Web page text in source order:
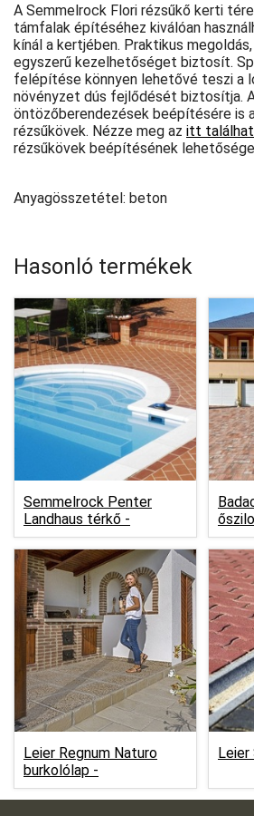
A Semmelrock Flori rézsűkő kerti
támfalak építéséhez kiválóan
kínál a kertjében. Praktikus
egyszerű kezelhetőséget biztosít.
felépítése könnyen lehetővé teszi a
növényzet dús fejlődését biztosítja.
öntözőberendezések beépítésére is
rézsűkövek. Nézze meg az itt
rézsűkövek beépítésének
Anyagösszetétel: beton
Hasonló termékek
Semmelrock Penter
Landhaus térkő -
Leier Regnum Naturo
burkolólap -
Leier